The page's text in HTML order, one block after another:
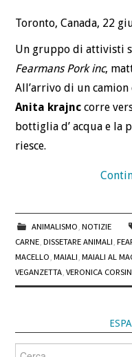
Toronto, Canada, 22
Un gruppo di attivisti
Fearmans Pork inc,
All’arrivo di un
Anita krajnc corre
bottiglia d’ acqua e la
riesce.
ANIMALISMO, NOTIZIE
CARNE,DISSETARE ANIMALI,
MACELLO,MAIALI,MAIALI AL
VEGANZETTA,VERONICA